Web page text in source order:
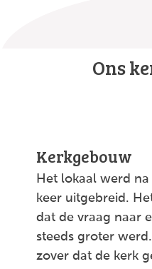
Ons
Kerkgebouw
Het lokaal werd
keer uitgebreid.
dat de vraag naar
steeds groter
zover dat de kerk